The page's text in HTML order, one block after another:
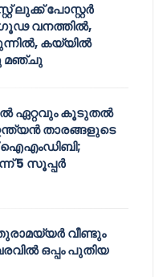
ലുക്ക് പോസ്റ്റർ
വനത്തിൽ,
കയ്യിൽ
മഞ്ചു
ഏറ്റവും കൂടുതൽ
ഇന്ത്യൻ താരങ്ങളുടെ
ഐഎംഡിബി;
5 സൂപ്പർ
വീണ്ടും
ഒപ്പം പുതിയ